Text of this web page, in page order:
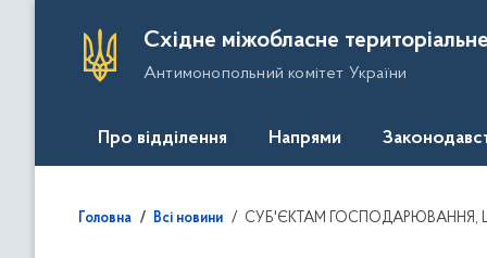
Східне міжобласне
Антимонопольний комітет України
Про відділення Напрями
Головна Всі новини СУБ'ЄКТАМ ГОСПОДАРЮВАННЯ, ЩО ЗДІЙСНЮЮТЬ ДІЯЛЬНІСТЬ НА РИНКАХ ПОСЛУГ З ЦЕНТРАЛІЗОВАНОГО ВОДОПОСТАЧАННЯ